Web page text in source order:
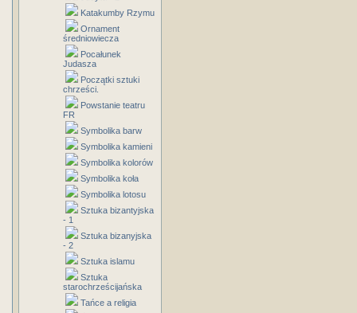
Katakumby Rzymu
Ornament
średniowiecza
Pocałunek
Judasza
Początki sztuki
chrześci.
Powstanie teatru
FR
Symbolika barw
Symbolika kamieni
Symbolika kolorów
Symbolika koła
Symbolika lotosu
Sztuka bizantyjska
- 1
Sztuka bizanyjska
- 2
Sztuka islamu
Sztuka
starochrześcijańska
Tańce a religia